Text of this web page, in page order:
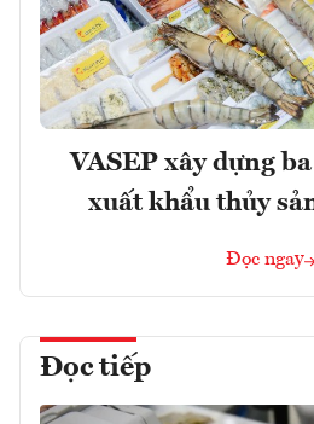
VASEP xây dựng
xuất khẩu thủy
Đọc ngay
Đọc tiếp